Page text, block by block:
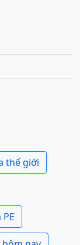
thế giới